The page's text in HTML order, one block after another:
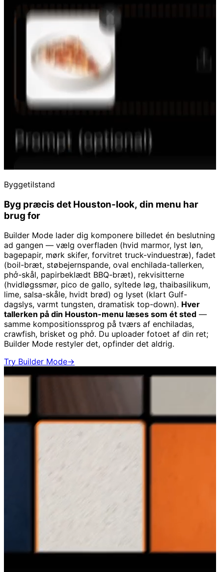
Byggetilstand
Byg præcis det Houston-look, din menu har
brug for
Builder Mode lader dig komponere billedet én beslutning
ad gangen — vælg overfladen (hvid marmor, lyst løn,
bagepapir, mørk skifer, forvitret truck-vinduestræ), fadet
(boil-bræt, støbejernspande, oval enchilada-tallerken,
phở-skål, papirbeklædt BBQ-bræt), rekvisitterne
(hvidløgssmør, pico de gallo, syltede løg, thaibasilikum,
lime, salsa-skåle, hvidt brød) og lyset (klart Gulf-
dagslys, varmt tungsten, dramatisk top-down). Hver
tallerken på din Houston-menu læses som ét sted —
samme kompositionssprog på tværs af enchiladas,
crawfish, brisket og phở. Du uploader fotoet af din ret;
Builder Mode restyler det, opfinder det aldrig.
Try Builder Mode→